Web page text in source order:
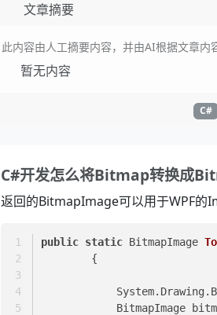
文章摘要
此内容由人工摘要内容，并由AI根据文章内
暂无内容
C#
C#开发怎么将Bitmap转换成
返回的BitmapImage可以用于WPF的
public static BitmapImage
        {